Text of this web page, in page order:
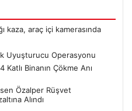
kaza, araç içi kamerasında
Uyuşturucu Operasyonu
Katlı Binanın Çökme Anı
Özalper Rüşvet
Alındı